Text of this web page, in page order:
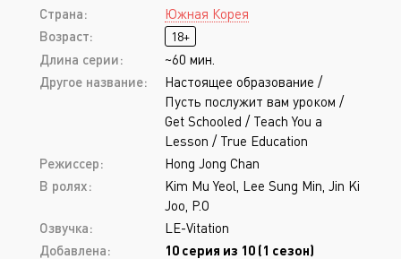
Страна:
Южная Корея
Возраст:
18+
Длина серии:
~60 мин.
Другое название:
Настоящее образование /
Пусть послужит вам уроком /
Get Schooled / Teach You a
Lesson / True Education
Режиссер:
Hong Jong Chan
В ролях:
Kim Mu Yeol, Lee Sung Min, Jin Ki
Joo, P.O
Озвучка:
LE-Vitation
Добавлена:
10 серия из 10 (1 сезон)